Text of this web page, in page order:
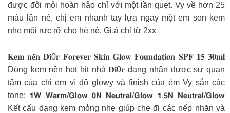
được đôi môi hoàn hảo chỉ với một lần quẹt. Vy về hơn 25
màu lận nè, chị em nhanh tay lựa ngay một em son kem
nhẹ môi rực rỡ cho hè nè. Gi.á chỉ từ 2xx
𝐊𝐞𝐦 𝐧𝐞̂̀𝐧 𝐃𝐢0𝐫 𝐅𝐨𝐫𝐞𝐯𝐞𝐫 𝐒𝐤𝐢𝐧 𝐆𝐥𝐨𝐰 𝐅𝐨𝐮𝐧𝐝𝐚𝐭𝐢𝐨𝐧 𝐒𝐏𝐅 𝟏𝟓 𝟑𝟎𝐦𝐥
Dòng kem nền hot hit nhà 𝐃𝐢0𝐫 đang nhận được sự quan
tâm của chị em vì độ glowy và finish của ẻm Vy sẵn các
tone: 𝟭𝗪 𝗪𝗮𝗿𝗺/𝗚𝗹𝗼𝘄 𝟬𝗡 𝗡𝗲𝘂𝘁𝗿𝗮𝗹/𝗚𝗹𝗼𝘄 𝟭.𝟱𝗡 𝗡𝗲𝘂𝘁𝗿𝗮𝗹/𝗚𝗹𝗼𝘄
Kết cấu dạng kem mỏng nhẹ giúp che đi các nếp nhăn và